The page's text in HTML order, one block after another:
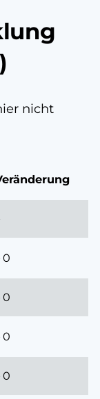
nicht
0
0
0
0